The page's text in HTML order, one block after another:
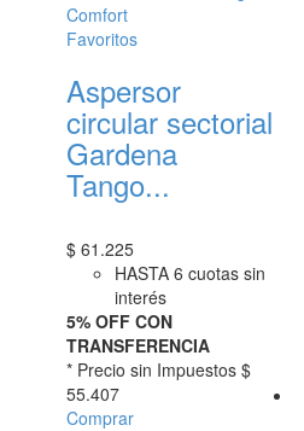
Favoritos
Aspersor
circular sectorial
Gardena
Tango...
$ 61.225
HASTA 6 cuotas sin
interés
5% OFF CON
TRANSFERENCIA
* Precio sin Impuestos $
55.407
Comprar